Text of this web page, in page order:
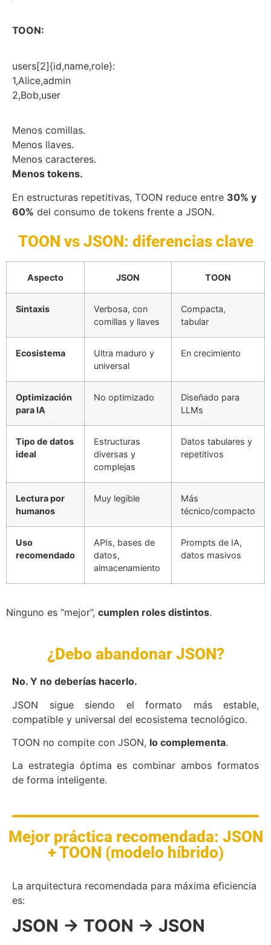
TOON:
users[2]{id,name,role}:
1,Alice,admin
2,Bob,user
Menos comillas.
Menos llaves.
Menos caracteres.
Menos tokens.
En estructuras repetitivas, TOON reduce entre 30% y
60% del consumo de tokens frente a JSON.
TOON vs JSON: diferencias clave
Aspecto JSON TOON
Sintaxis
Verbosa, con
comillas y llaves
Compacta,
tabular
Ecosistema
Ultra maduro y
universal
En crecimiento
Optimización
para IA
No optimizado
Diseñado para
LLMs
Tipo de datos
ideal
Estructuras
diversas y
complejas
Datos tabulares y
repetitivos
Lectura por
humanos
Muy legible
Más
técnico/compacto
Uso
recomendado
APIs, bases de
datos,
almacenamiento
Prompts de IA,
datos masivos
Ninguno es “mejor”, cumplen roles distintos.
¿Debo abandonar JSON?
No. Y no deberías hacerlo.
JSON sigue siendo el formato más estable,
compatible y universal del ecosistema tecnológico.
TOON no compite con JSON, lo complementa.
La estrategia óptima es combinar ambos formatos
de forma inteligente.
Mejor práctica recomendada: JSON
+ TOON (modelo híbrido)
La arquitectura recomendada para máxima eficiencia
es:
JSON → TOON → JSON